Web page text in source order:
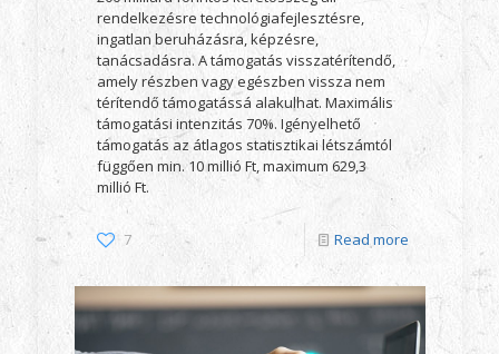
rendelkezésre technológiafejlesztésre,
ingatlan beruházásra, képzésre,
tanácsadásra. A támogatás visszatérítendő,
amely részben vagy egészben vissza nem
térítendő támogatássá alakulhat. Maximális
támogatási intenzitás 70%. Igényelhető
támogatás az átlagos statisztikai létszámtól
függően min. 10 millió Ft, maximum 629,3
millió Ft.
7 Read more